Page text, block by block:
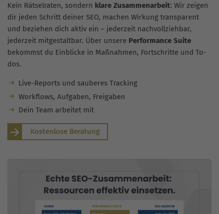
Kein Rätselraten, sondern klare Zusammenarbeit: Wir zeigen
dir jeden Schritt deiner SEO, machen Wirkung transparent
und beziehen dich aktiv ein – jederzeit nachvollziehbar,
jederzeit mitgestaltbar. Über unsere Performance Suite
bekommst du Einblicke in Maßnahmen, Fortschritte und To-
dos.
Live-Reports und sauberes Tracking
Workflows, Aufgaben, Freigaben
Dein Team arbeitet mit
Kostenlose Beratung